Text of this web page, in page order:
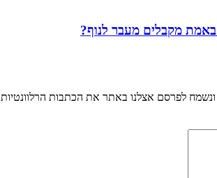
מקבלים מעבר לנוף?
לפרסם אצלנו באתר את הכתבות הרלוונטיות